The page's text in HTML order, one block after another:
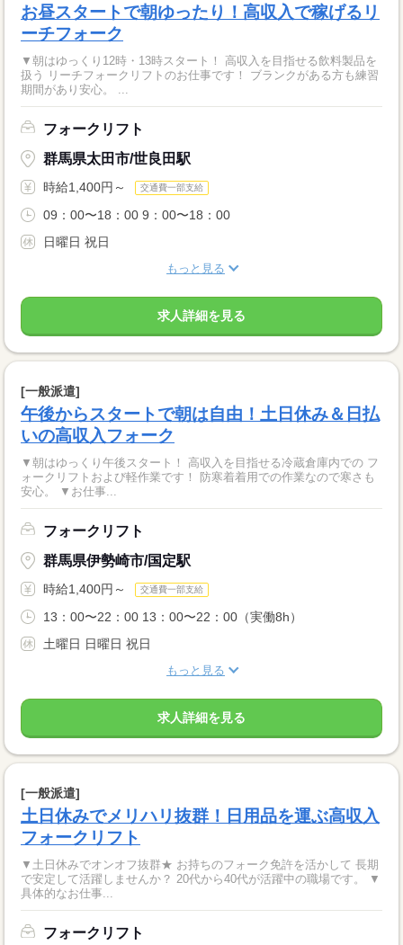
お昼スタートで朝ゆったり！高収入で稼げるリ
ーチフォーク
▼朝はゆっくり12時・13時スタート！ 高収入を目指せる飲料製品を
扱う リーチフォークリフトのお仕事です！ ブランクがある方も練習
期間があり安心。 ...
フォークリフト
群馬県太田市/世良田駅
時給1,400円～ 交通費一部支給
09：00〜18：00 9：00〜18：00
日曜日 祝日
もっと見る
求人詳細を見る
[一般派遣]
午後からスタートで朝は自由！土日休み＆日払
いの高収入フォーク
▼朝はゆっくり午後スタート！ 高収入を目指せる冷蔵倉庫内での フ
ォークリフトおよび軽作業です！ 防寒着着用での作業なので寒さも
安心。 ▼お仕事...
フォークリフト
群馬県伊勢崎市/国定駅
時給1,400円～ 交通費一部支給
13：00〜22：00 13：00〜22：00（実働8h）
土曜日 日曜日 祝日
もっと見る
求人詳細を見る
[一般派遣]
土日休みでメリハリ抜群！日用品を運ぶ高収入
フォークリフト
▼土日休みでオンオフ抜群★ お持ちのフォーク免許を活かして 長期
で安定して活躍しませんか？ 20代から40代が活躍中の職場です。 ▼
具体的なお仕事...
フォークリフト